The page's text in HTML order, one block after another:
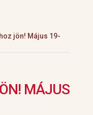
jön! Május 19-
MÁJUS